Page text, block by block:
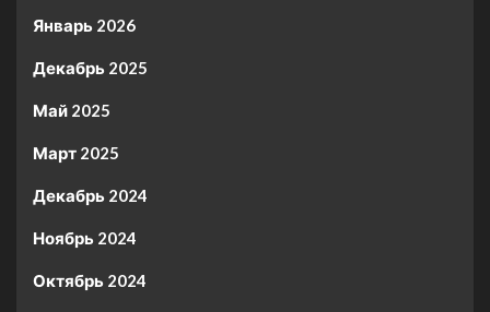
Январь 2026
Декабрь 2025
Май 2025
Март 2025
Декабрь 2024
Ноябрь 2024
Октябрь 2024